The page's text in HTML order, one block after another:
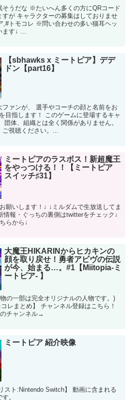
そうだな ※たいへん多くの方にQRコード
が キャラクターの募集はしておりませ
,#トモコレ ※問い合わせの多い猫耳ヘッ
す↓ ...
【sbhawks x ミートピア】デデ
ドン【part16】
ファンが、 選手やコーチの顔と名前をお
目指します！ このゲームに登場するキャ
団体、組織とは全く関係がありません。
ご視聴ください。...
ミートピアのラスボス！新超魔王
をやっつける！！【ミートピア
スイッチ♯31】
願いします！↓ ↓ミルダムで生放送してま
情報・ぐっちの裏側はtwitterをチェック↓
らから↓
大魔王HIKARINからヒカキンの
顔を取り戻せ！勇者アビヴの伝説
が今、始まる…。#1【Miitopia-ミ
ートピア- 】
の一部は完全オリジナルの人物です。)
レまとめ】 チャンネル登録はこちら！
チャンネル→
ミートピア 紹介映像
スト:Nintendo Switch】 動画に含まれる
。